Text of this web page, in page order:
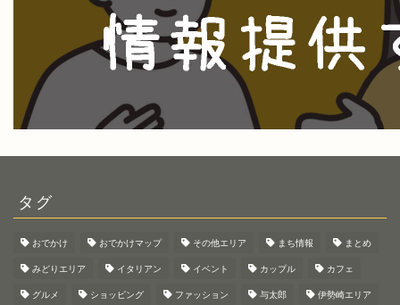
タグ
おでかけ おでかけマップ その他エリア まち情報 まとめ
みどりエリア イタリアン イベント カップル カフェ
グルメ ショッピング ファッション 与太郎 伊勢崎エリア